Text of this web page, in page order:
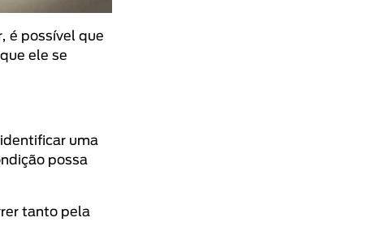
é possível que
ele se
uma
possa
tanto pela